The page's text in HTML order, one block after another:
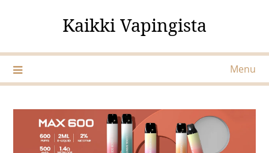
Kaikki Vapingista
Menu